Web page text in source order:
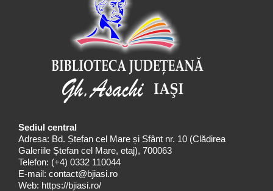
Sediul central
Adresa: Bd. Ștefan cel Mare și Sfânt nr. 10 (Clădirea
Galeriile Ștefan cel Mare, etaj), 700063
Telefon: (+4) 0332 110044
E-mail: contact@bjiasi.ro
Web: https://bjiasi.ro/